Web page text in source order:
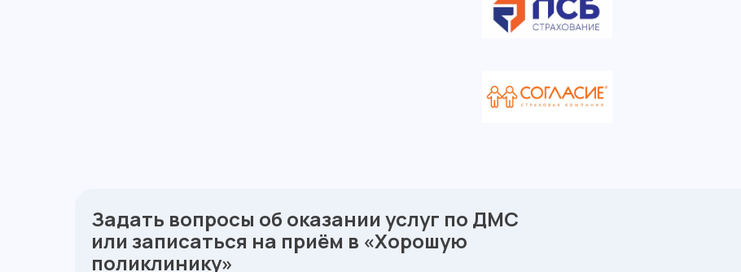
Задать вопросы об оказании услуг по ДМС
или записаться на приём в «Хорошую
поликлинику»